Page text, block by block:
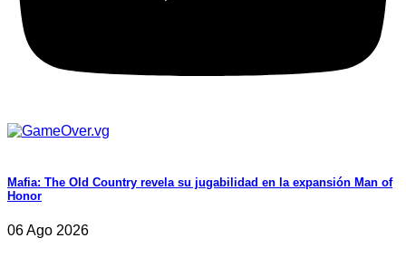
Mafia: The Old Country revela su jugabilidad en la expansión Man of
Honor
06 Ago 2026